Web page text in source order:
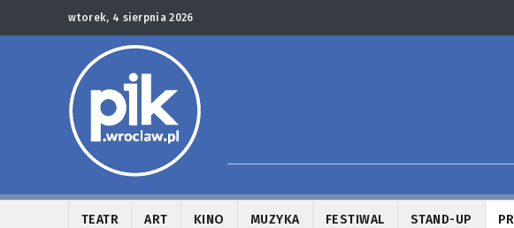
wtorek, 4 sierpnia 2026
TEATR ART KINO MUZYKA FESTIWAL STAND-UP